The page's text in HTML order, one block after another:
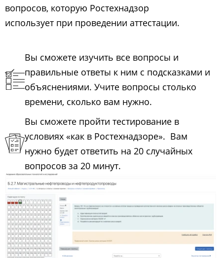
вопросов, которую Ростехнадзор
использует при проведении аттестации.
Вы сможете изучить все вопросы и
правильные ответы к ним с подсказками и
объяснениями. Учите вопросы столько
времени, сколько вам нужно.
Вы сможете пройти тестирование в
условиях «как в Ростехнадзоре». Вам
нужно будет ответить на 20 случайных
вопросов за 20 минут.